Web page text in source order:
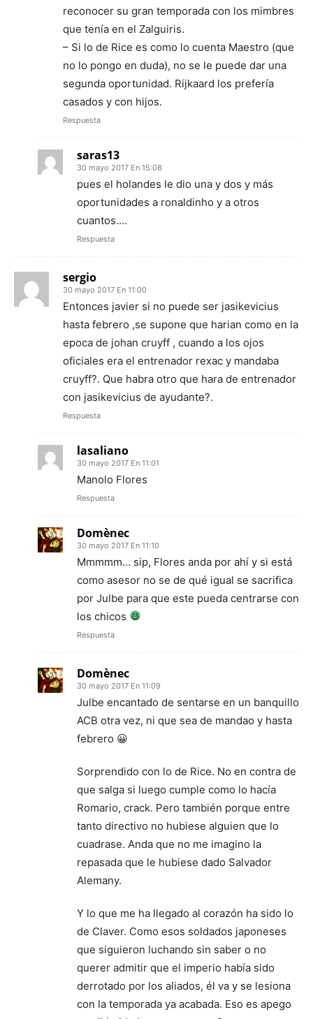
reconocer su gran temporada con los mimbres
que tenía en el Zalguiris.
– Si lo de Rice es como lo cuenta Maestro (que
no lo pongo en duda), no se le puede dar una
segunda oportunidad. Rijkaard los prefería
casados y con hijos.
Respuesta
saras13
30 mayo 2017 En 15:08
pues el holandes le dio una y dos y más
oportunidades a ronaldinho y a otros
cuantos….
Respuesta
sergio
30 mayo 2017 En 11:00
Entonces javier si no puede ser jasikevicius
hasta febrero ,se supone que harian como en la
epoca de johan cruyff , cuando a los ojos
oficiales era el entrenador rexac y mandaba
cruyff?. Que habra otro que hara de entrenador
con jasikevicius de ayudante?.
Respuesta
lasaliano
30 mayo 2017 En 11:01
Manolo Flores
Respuesta
Domènec
30 mayo 2017 En 11:10
Mmmmm… sip, Flores anda por ahí y si está
como asesor no se de qué igual se sacrifica
por Julbe para que este pueda centrarse con
los chicos
Respuesta
Domènec
30 mayo 2017 En 11:09
Julbe encantado de sentarse en un banquillo
ACB otra vez, ni que sea de mandao y hasta
febrero 😀
Sorprendido con lo de Rice. No en contra de
que salga si luego cumple como lo hacía
Romario, crack. Pero también porque entre
tanto directivo no hubiese alguien que lo
cuadrase. Anda que no me imagino la
repasada que le hubiese dado Salvador
Alemany.
Y lo que me ha llegado al corazón ha sido lo
de Claver. Como esos soldados japoneses
que siguieron luchando sin saber o no
querer admitir que el imperio había sido
derrotado por los aliados, él va y se lesiona
con la temporada ya acabada. Eso es apego